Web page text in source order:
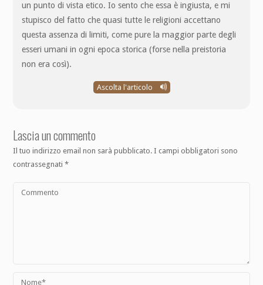
un punto di vista etico. Io sento che essa è ingiusta, e mi
stupisco del fatto che quasi tutte le religioni accettano
questa assenza di limiti, come pure la maggior parte degli
esseri umani in ogni epoca storica (forse nella preistoria
non era così).
Ascolta l'articolo
Lascia un commento
Il tuo indirizzo email non sarà pubblicato. I campi obbligatori sono
contrassegnati*